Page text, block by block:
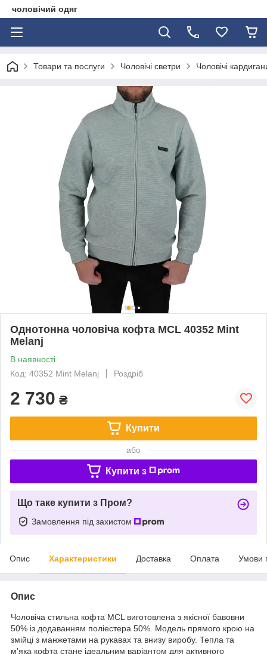
чоловічий одяг
Товари та послуги Чоловічі светри Чоловічі
Однотонна чоловіча кофта MCL 40352 Mint
Melanj
В наявності
Код: 40352 Mint Melanj
Роздріб
2 730 ₴
Купити
або
Купити з
Що таке купити з Пром?
Замовлення під захистом
Опис Характеристики Доставка Оплата Умови
Опис
Чоловіча стильна кофта MCL виготовлена з якісної бавовни
50% із додаванням поліестера 50%. Модель прямого крою на
змійці з манжетами на рукавах та внизу виробу. Тепла та
м'яка кофта стане ідеальним варіантом для активного